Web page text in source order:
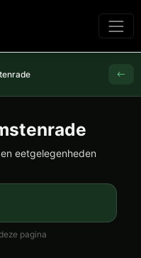
eetgelegenheden
pagina